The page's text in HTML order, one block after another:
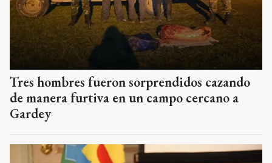
Tres hombres fueron sorprendidos cazando
de manera furtiva en un campo cercano a
Gardey